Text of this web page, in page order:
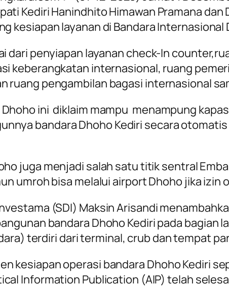
Kediri Hanindhito Himawan Pramana
kesiapan layanan di Bandara Internasional
dari penyiapan layanan check-In
keberangkatan internasional, ruang
ruang pengambilan bagasi internasional
ini diklaim mampu menampung
bandara Dhoho Kediri secara
juga menjadi salah satu titik sentral
umroh bisa melalui airport Dhoho jika
(SDI) Maksin Arisandi
bandara Dhoho Kediri pada
terdiri dari terminal, crub dan tempat
kesiapan operasi bandara Dhoho Kediri
Information Publication (AIP) telah